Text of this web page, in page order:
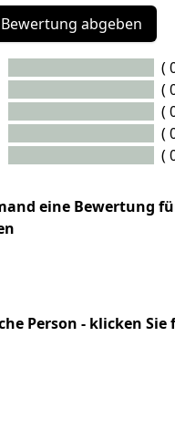
Bewertung abgeben
(
(
(
(
(
eine Bewertung
Person - klicken Sie